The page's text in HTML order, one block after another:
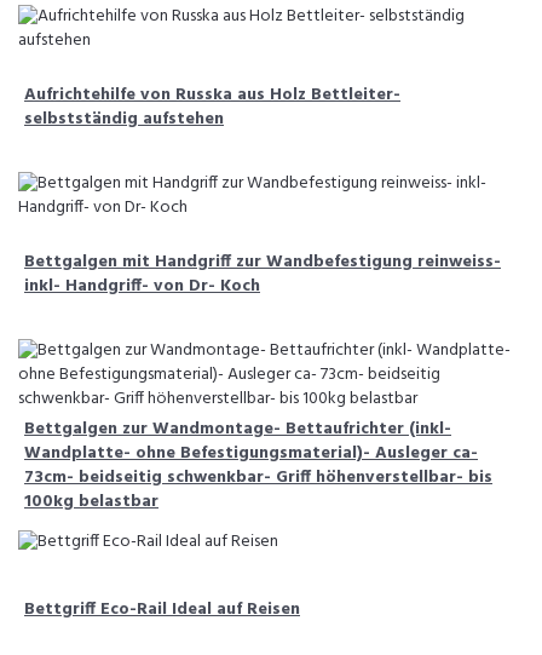
Aufrichtehilfe von Russka aus Holz Bettleiter-
selbstständig aufstehen
Bettgalgen mit Handgriff zur Wandbefestigung reinweiss-
inkl- Handgriff- von Dr- Koch
Bettgalgen zur Wandmontage- Bettaufrichter (inkl-
Wandplatte- ohne Befestigungsmaterial)- Ausleger ca-
73cm- beidseitig schwenkbar- Griff höhenverstellbar- bis
100kg belastbar
Bettgriff Eco-Rail Ideal auf Reisen